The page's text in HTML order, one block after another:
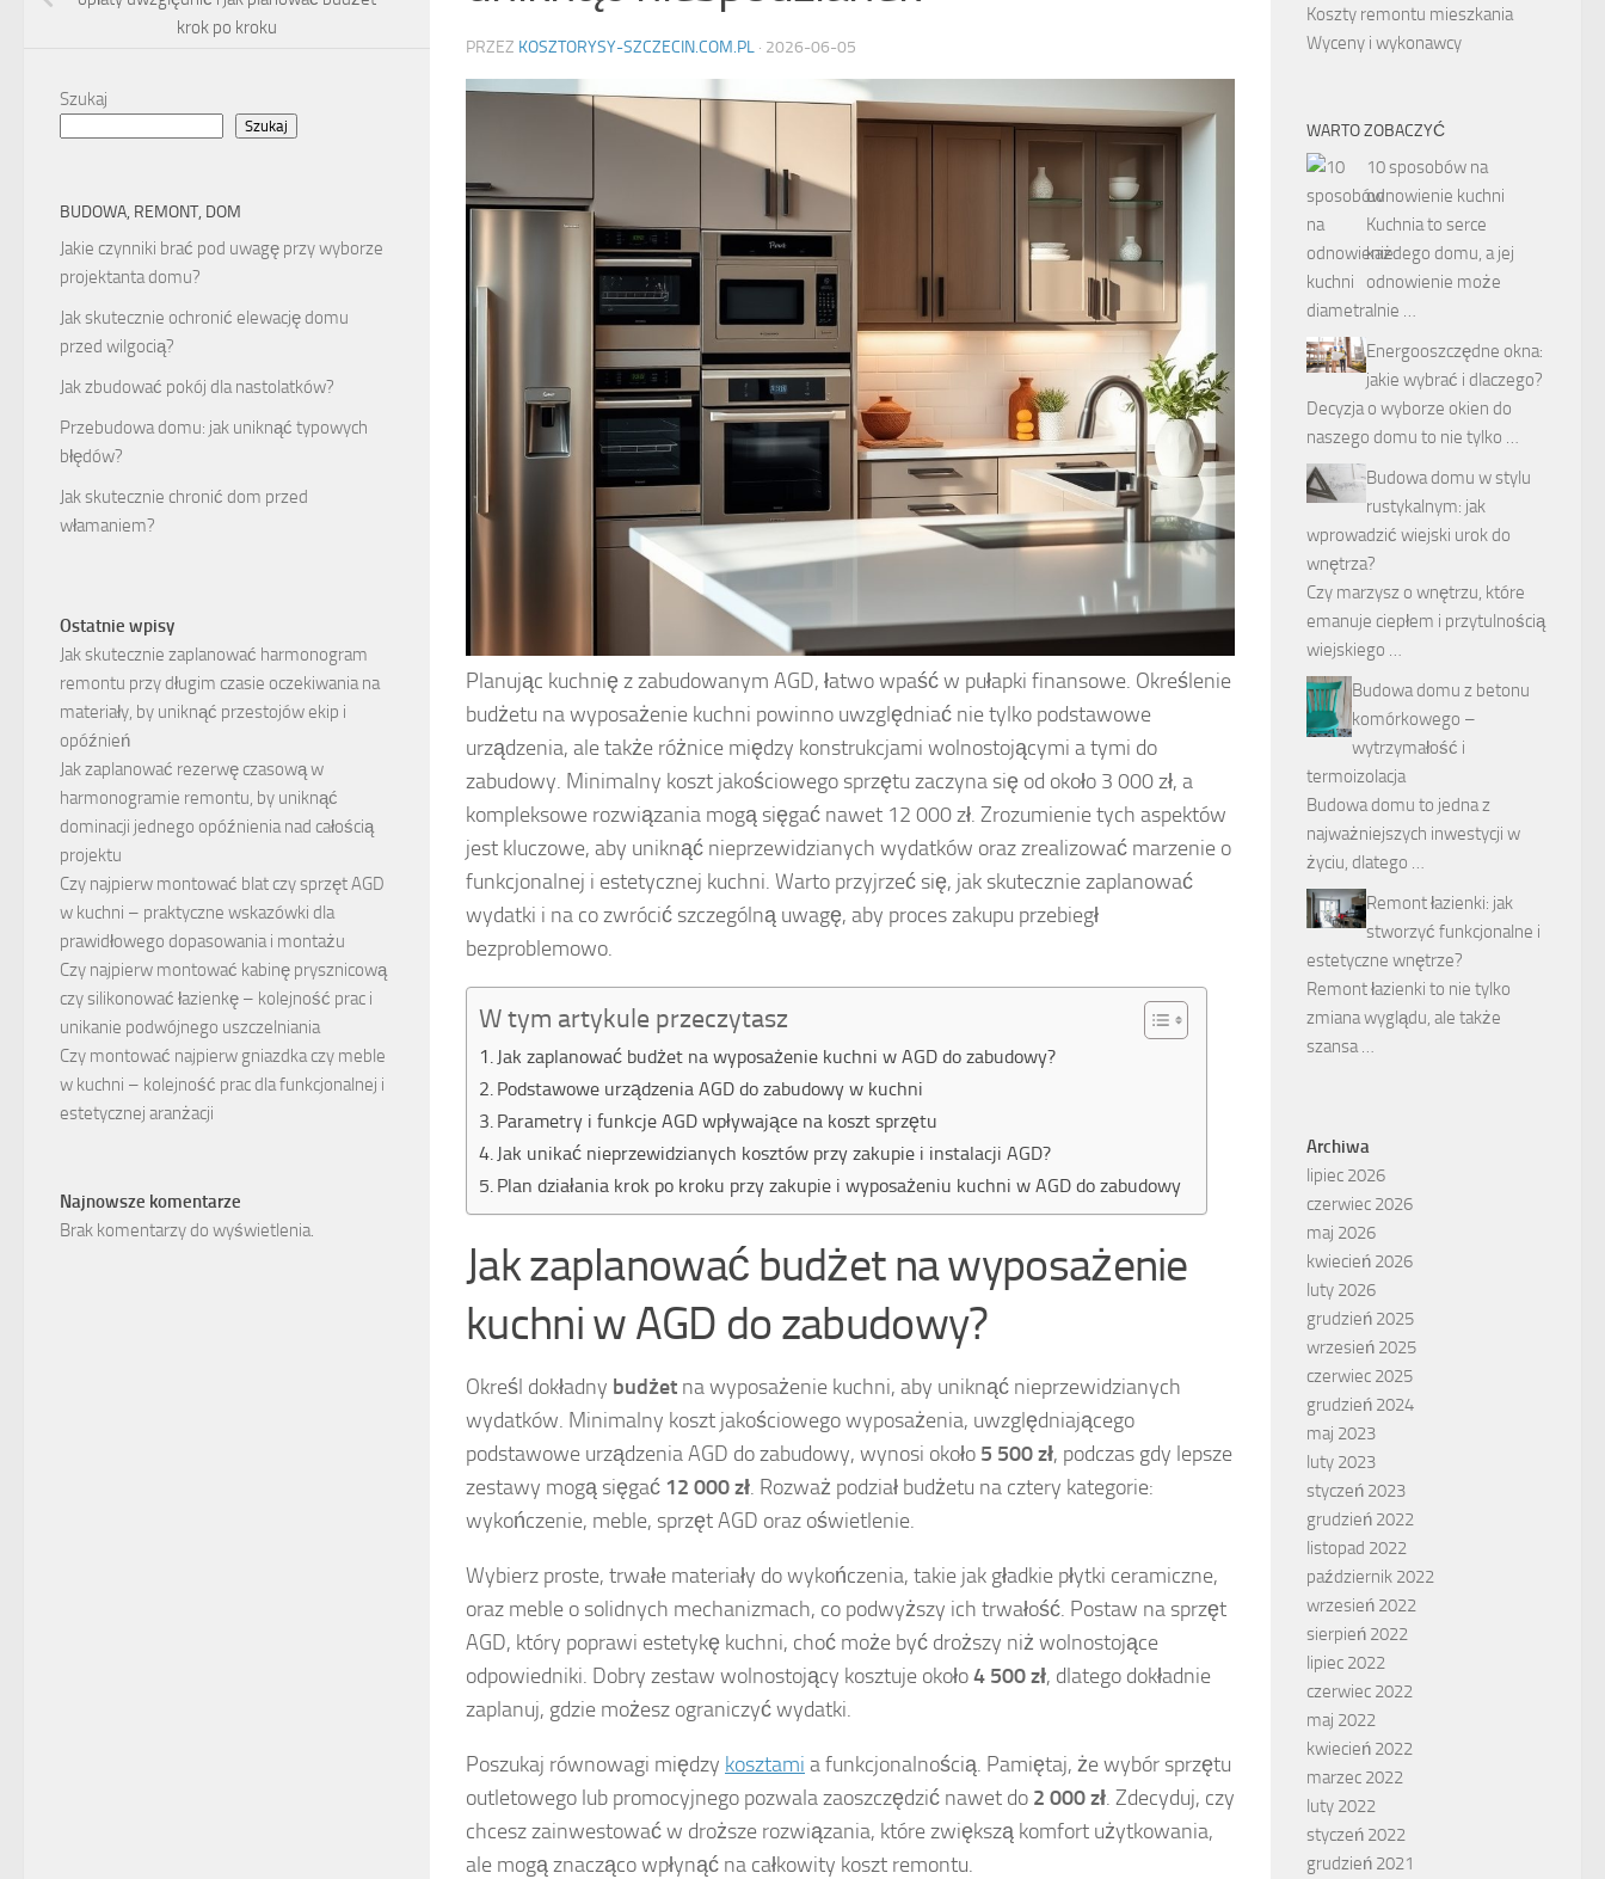
PRZEZ KOSZTORYSY-SZCZECIN.COM.PL · 2026-06-05
Planując kuchnię z zabudowanym AGD, łatwo wpaść w pułapki finansowe. Określenie
budżetu na wyposażenie kuchni powinno uwzględniać nie tylko podstawowe
urządzenia, ale także różnice między konstrukcjami wolnostojącymi a tymi do
zabudowy. Minimalny koszt jakościowego sprzętu zaczyna się od około 3 000 zł, a
kompleksowe rozwiązania mogą sięgać nawet 12 000 zł. Zrozumienie tych aspektów
jest kluczowe, aby uniknąć nieprzewidzianych wydatków oraz zrealizować marzenie o
funkcjonalnej i estetycznej kuchni. Warto przyjrzeć się, jak skutecznie zaplanować
wydatki i na co zwrócić szczególną uwagę, aby proces zakupu przebiegł
bezproblemowo.
W tym artykule przeczytasz
Jak zaplanować budżet na wyposażenie kuchni w AGD do zabudowy?
Podstawowe urządzenia AGD do zabudowy w kuchni
Parametry i funkcje AGD wpływające na koszt sprzętu
Jak unikać nieprzewidzianych kosztów przy zakupie i instalacji AGD?
Plan działania krok po kroku przy zakupie i wyposażeniu kuchni w AGD do zabudowy
Jak zaplanować budżet na wyposażenie
kuchni w AGD do zabudowy?
Określ dokładny budżet na wyposażenie kuchni, aby uniknąć nieprzewidzianych
wydatków. Minimalny koszt jakościowego wyposażenia, uwzględniającego
podstawowe urządzenia AGD do zabudowy, wynosi około 5 500 zł, podczas gdy lepsze
zestawy mogą sięgać 12 000 zł. Rozważ podział budżetu na cztery kategorie:
wykończenie, meble, sprzęt AGD oraz oświetlenie.
Wybierz proste, trwałe materiały do wykończenia, takie jak gładkie płytki ceramiczne,
oraz meble o solidnych mechanizmach, co podwyższy ich trwałość. Postaw na sprzęt
AGD, który poprawi estetykę kuchni, choć może być droższy niż wolnostojące
odpowiedniki. Dobry zestaw wolnostojący kosztuje około4 500 zł, dlatego dokładnie
zaplanuj, gdzie możesz ograniczyć wydatki.
Poszukaj równowagi między kosztami a funkcjonalnością. Pamiętaj, że wybór sprzętu
outletowego lub promocyjnego pozwala zaoszczędzić nawet do 2 000 zł. Zdecyduj, czy
chcesz zainwestować w droższe rozwiązania, które zwiększą komfort użytkowania,
ale mogą znacząco wpłynąć na całkowity koszt remontu.
krok po kroku
Szukaj
Szukaj
BUDOWA, REMONT, DOM
Jakie czynniki brać pod uwagę przy wyborze
projektanta domu?
Jak skutecznie ochronić elewację domu
przed wilgocią?
Jak zbudować pokój dla nastolatków?
Przebudowa domu: jak uniknąć typowych
błędów?
Jak skutecznie chronić dom przed
włamaniem?
Ostatnie wpisy
Jak skutecznie zaplanować harmonogram
remontu przy długim czasie oczekiwania na
materiały, by uniknąć przestojów ekip i
opóźnień
Jak zaplanować rezerwę czasową w
harmonogramie remontu, by uniknąć
dominacji jednego opóźnienia nad całością
projektu
Czy najpierw montować blat czy sprzęt AGD
w kuchni – praktyczne wskazówki dla
prawidłowego dopasowania i montażu
Czy najpierw montować kabinę prysznicową
czy silikonować łazienkę – kolejność prac i
unikanie podwójnego uszczelniania
Czy montować najpierw gniazdka czy meble
w kuchni – kolejność prac dla funkcjonalnej i
estetycznej aranżacji
Najnowsze komentarze
Brak komentarzy do wyświetlenia.
Koszty remontu mieszkania
Wyceny i wykonawcy
WARTO ZOBACZYĆ
10 sposobów na
odnowienie kuchni
Kuchnia to serce
każdego domu, a jej
odnowienie może
diametralnie …
Energooszczędne okna:
jakie wybrać i dlaczego?
Decyzja o wyborze okien do
naszego domu to nie tylko …
Budowa domu w stylu
rustykalnym: jak
wprowadzić wiejski urok do
wnętrza?
Czy marzysz o wnętrzu, które
emanuje ciepłem i przytulnością
wiejskiego …
Budowa domu z betonu
komórkowego –
wytrzymałość i
termoizolacja
Budowa domu to jedna z
najważniejszych inwestycji w
życiu, dlatego …
Remont łazienki: jak
stworzyć funkcjonalne i
estetyczne wnętrze?
Remont łazienki to nie tylko
zmiana wyglądu, ale także
szansa …
Archiwa
lipiec 2026
czerwiec 2026
maj 2026
kwiecień 2026
luty 2026
grudzień 2025
wrzesień 2025
czerwiec 2025
grudzień 2024
maj 2023
luty 2023
styczeń 2023
grudzień 2022
listopad 2022
październik 2022
wrzesień 2022
sierpień 2022
lipiec 2022
czerwiec 2022
maj 2022
kwiecień 2022
marzec 2022
luty 2022
styczeń 2022
grudzień 2021